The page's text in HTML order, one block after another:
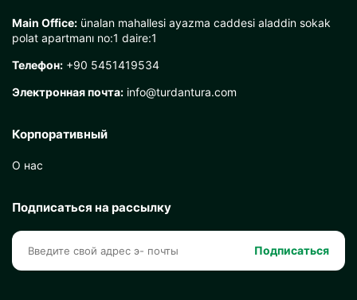
Main Office: ünalan mahallesi ayazma caddesi aladdin sokak
polat apartmanı no:1 daire:1
Телефон: +90 5451419534
Электронная почта: info@turdantura.com
Корпоративный
О нас
Подписаться на рассылку
Подписаться